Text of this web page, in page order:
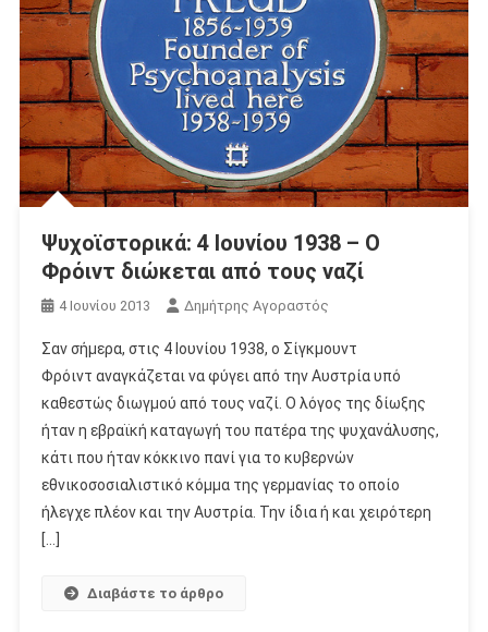
Ψυχοϊστορικά: 4 Ιουνίου 1938 – Ο
Φρόιντ διώκεται από τους ναζί
4 Ιουνίου 2013 Δημήτρης Αγοραστός
Σαν σήμερα, στις 4 Ιουνίου 1938, ο Σίγκμουντ
Φρόιντ αναγκάζεται να φύγει από την Αυστρία υπό
καθεστώς διωγμού από τους ναζί. Ο λόγος της δίωξης
ήταν η εβραϊκή καταγωγή του πατέρα της ψυχανάλυσης,
κάτι που ήταν κόκκινο πανί για το κυβερνών
εθνικοσοσιαλιστικό κόμμα της γερμανίας το οποίο
ήλεγχε πλέον και την Αυστρία. Την ίδια ή και χειρότερη
[…]
Διαβάστε το άρθρο